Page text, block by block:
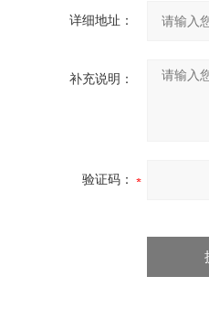
详细地址：
补充说明：
验证码：